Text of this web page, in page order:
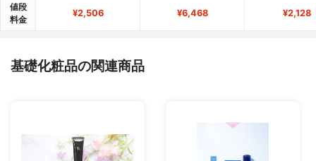
値段
料金
¥2,506 ¥6,468 ¥2,128
基礎化粧品の関連商品